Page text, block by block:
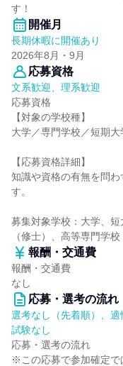
す！
開催月
長期休暇に開催あり
2026年8月・9月
応募資格
文系歓迎、理系歓迎
応募資格
【対象の学校種】
大学／専門学校／短期大
【応募資格詳細】
知識や資格の有無を問
す。
募集対象学校：大学、
（修士）、高等専門学校
報酬・交通費
報酬・交通費
なし
応募・選考の流れ
選考なし（先着順）、
試験なし
応募・選考の流れ
※この応募で参加確定で